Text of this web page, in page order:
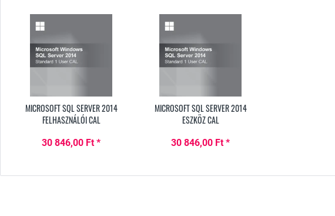
MICROSOFT SQL SERVER 2014
FELHASZNÁLÓI CAL
30 846,00 Ft *
MICROSOFT SQL SERVER 2014
ESZKÖZ CAL
30 846,00 Ft *